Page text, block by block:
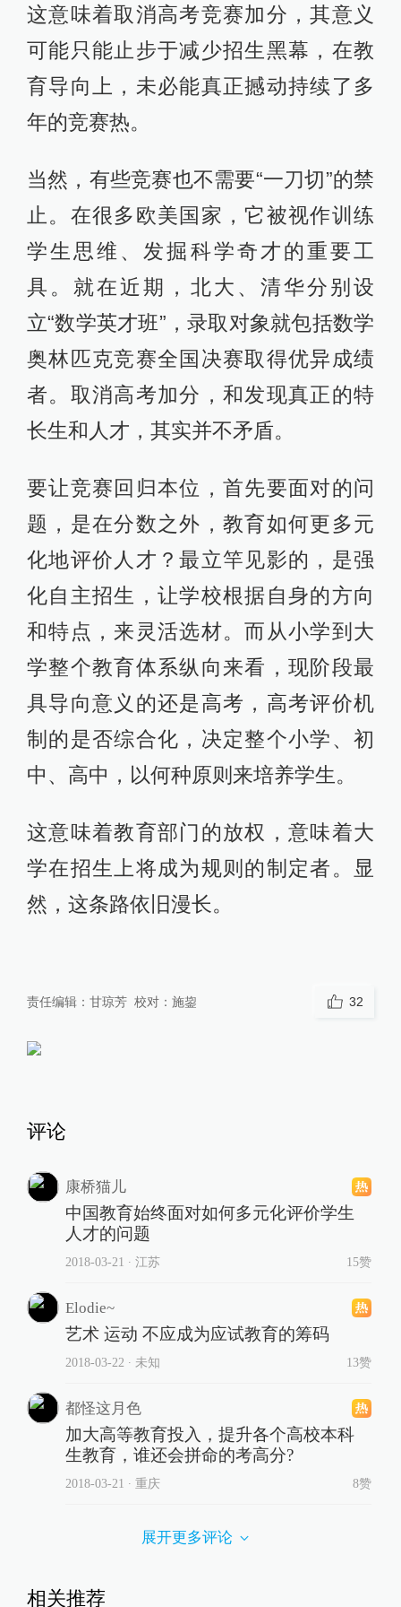
这意味着取消高考竞赛加分，其意义
可能只能止步于减少招生黑幕，在教
育导向上，未必能真正撼动持续了多
年的竞赛热。
当然，有些竞赛也不需要“一刀切”的禁
止。在很多欧美国家，它被视作训练
学生思维、发掘科学奇才的重要工
具。就在近期，北大、清华分别设
立“数学英才班”，录取对象就包括数学
奥林匹克竞赛全国决赛取得优异成绩
者。取消高考加分，和发现真正的特
长生和人才，其实并不矛盾。
要让竞赛回归本位，首先要面对的问
题，是在分数之外，教育如何更多元
化地评价人才？最立竿见影的，是强
化自主招生，让学校根据自身的方向
和特点，来灵活选材。而从小学到大
学整个教育体系纵向来看，现阶段最
具导向意义的还是高考，高考评价机
制的是否综合化，决定整个小学、初
中、高中，以何种原则来培养学生。
这意味着教育部门的放权，意味着大
学在招生上将成为规则的制定者。显
然，这条路依旧漫长。
责任编辑： 甘琼芳 校对： 施鋆 32
评论
康桥猫儿
中国教育始终面对如何多元化评价学生
人才的问题
2018-03-21 ∙ 江苏 15赞
Elodie~
艺术 运动 不应成为应试教育的筹码
2018-03-22 ∙ 未知 13赞
都怪这月色
加大高等教育投入，提升各个高校本科
生教育，谁还会拼命的考高分?
2018-03-21 ∙ 重庆 8赞
展开更多评论
相关推荐